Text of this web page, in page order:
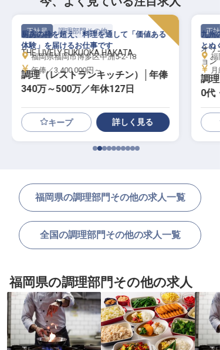
正社員 調理部門その他
THE LIVELY FUKUOKA HAKATA
調理（レストランキッチン）│年俸
340万～500万／年休127日
厨房の枠を超え、料理を通して「価値ある
体験」を届けるお仕事です
福岡県福岡市博多区中洲5-2-18
年俸／3,400,000円～
キープ 詳しく見る
正社
オリ
ョン
調
0代
九州
とぬ
福
福岡県の調理部門その他の求人一覧
全国の調理部門その他の求人一覧
福岡県の調理部門その他の求人